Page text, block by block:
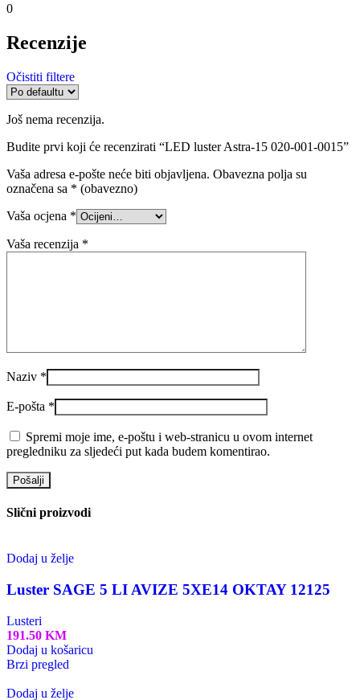
0
Recenzije
Očistiti filtere
Još nema recenzija.
Budite prvi koji će recenzirati “LED luster Astra-15 020-001-0015”
Vaša adresa e-pošte neće biti objavljena. Obavezna polja su
označena sa * (obavezno)
Vaša ocjena *
Vaša recenzija *
Naziv *
E-pošta *
Spremi moje ime, e-poštu i web-stranicu u ovom internet
pregledniku za sljedeći put kada budem komentirao.
Slični proizvodi
Dodaj u želje
Luster SAGE 5 LI AVIZE 5XE14 OKTAY 12125
Lusteri
191.50 KM
Dodaj u košaricu
Brzi pregled
Dodaj u želje